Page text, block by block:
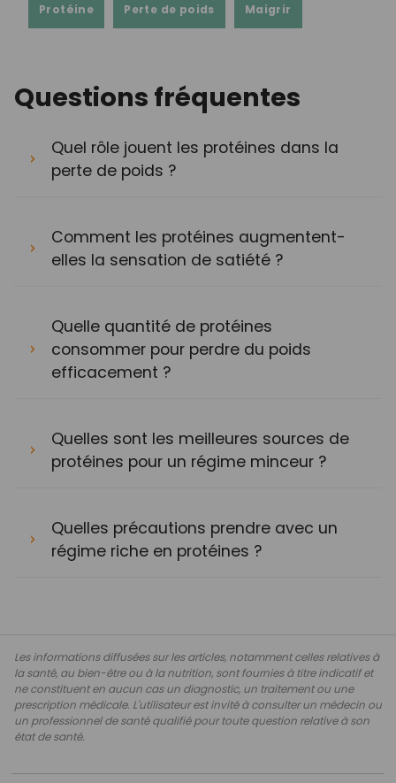
Protéine Perte de poids Maigrir
Questions fréquentes
Quel rôle jouent les protéines dans la
perte de poids ?
Comment les protéines augmentent-
elles la sensation de satiété ?
Quelle quantité de protéines
consommer pour perdre du poids
efficacement ?
Quelles sont les meilleures sources de
protéines pour un régime minceur ?
Quelles précautions prendre avec un
régime riche en protéines ?
Les informations diffusées sur les articles, notamment celles relatives à
la santé, au bien-être ou à la nutrition, sont fournies à titre indicatif et
ne constituent en aucun cas un diagnostic, un traitement ou une
prescription médicale. L'utilisateur est invité à consulter un médecin ou
un professionnel de santé qualifié pour toute question relative à son
état de santé.